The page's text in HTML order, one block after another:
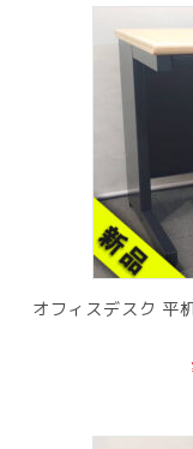
オフィスデスク 平